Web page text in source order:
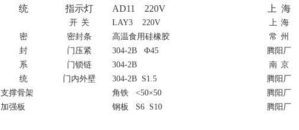
统
指示灯
AD11 220V 上 海
开 关 LAY3 220V 上 海
密
封
系
统
密封条 高温食用硅橡胶 常 州
门压紧
304-2B Ф45
腾阳厂
门锁链
304-2B 南 京
门内外壁
304-2B S1.5
腾阳厂
支撑骨架
角铁 <50×50
腾阳厂
加强板
钢板 S6 S10 腾阳厂